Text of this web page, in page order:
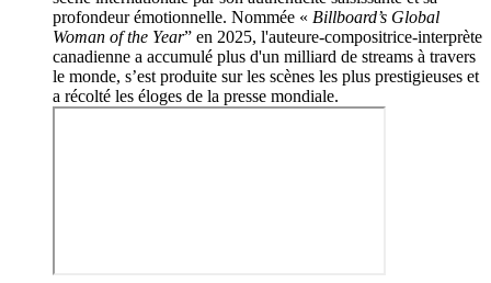
profondeur émotionnelle. Nommée « Billboard’s Global
Woman of the Year” en 2025, l'auteure-compositrice-interprète
canadienne a accumulé plus d'un milliard de streams à travers
le monde, s’est produite sur les scènes les plus prestigieuses et
a récolté les éloges de la presse mondiale.